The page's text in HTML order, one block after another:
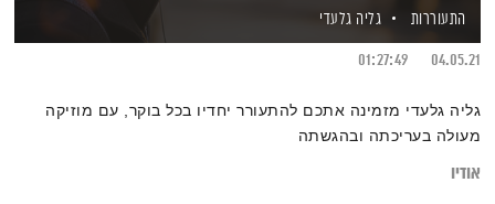
התעוררות
גליה גלעדי
04.05.21
01:27:49
גליה גלעדי מזמינה אתכם להתעורר יחדיו בכל בוקר, עם מוזיקה
מעולה בעריכתה ובהגשתה
אודיו